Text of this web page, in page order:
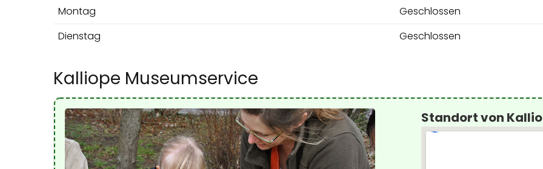
Montag
Geschlossen
Dienstag
Geschlossen
Kalliope Museumservice
Standort von